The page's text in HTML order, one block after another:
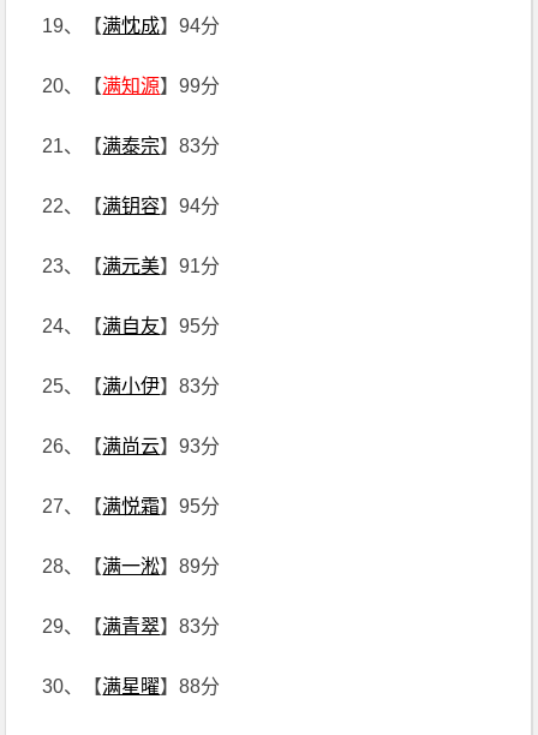
19、【满忱成】94分
20、【满知源】99分
21、【满泰宗】83分
22、【满钥容】94分
23、【满元美】91分
24、【满自友】95分
25、【满小伊】83分
26、【满尚云】93分
27、【满悦霜】95分
28、【满一淞】89分
29、【满青翠】83分
30、【满星曜】88分